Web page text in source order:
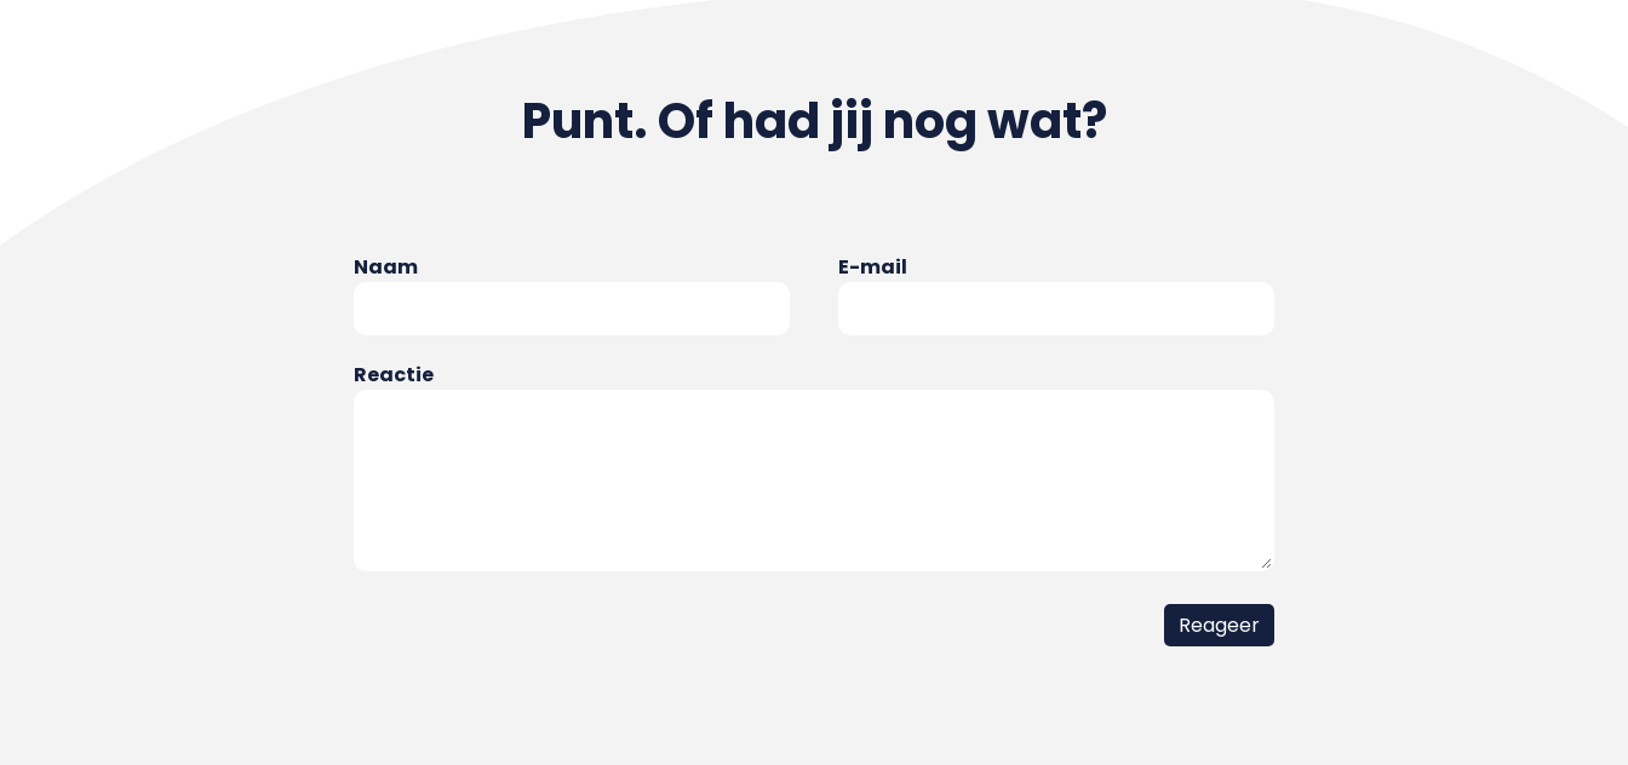
Punt. Of had jij nog wat?
Naam E-mail
Reactie